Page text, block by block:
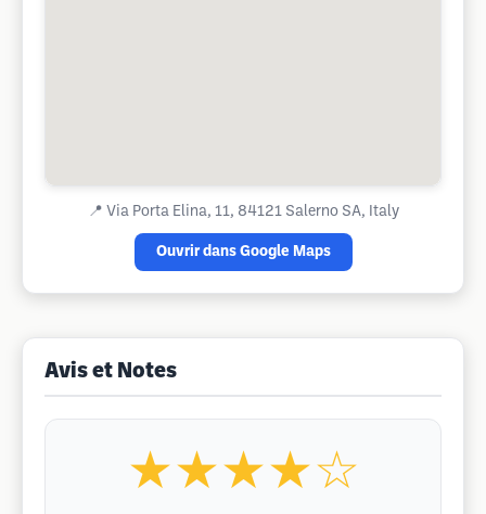
📍 Via Porta Elina, 11, 84121 Salerno SA, Italy
Ouvrir dans Google Maps
Avis et Notes
★★★★☆